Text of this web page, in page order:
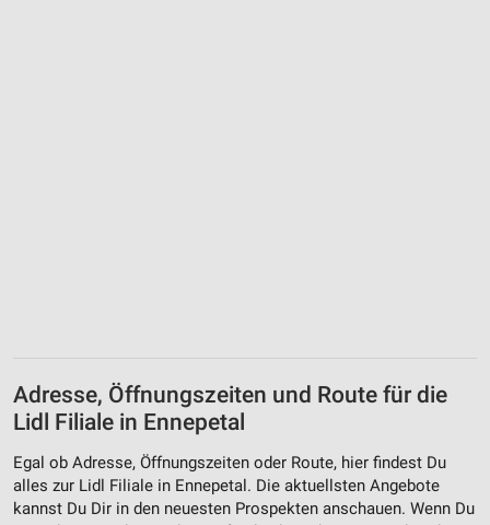
Adresse, Öffnungszeiten und Route für die
Lidl Filiale in Ennepetal
Egal ob Adresse, Öffnungszeiten oder Route, hier findest Du
alles zur Lidl Filiale in Ennepetal. Die aktuellsten Angebote
kannst Du Dir in den neuesten Prospekten anschauen. Wenn Du